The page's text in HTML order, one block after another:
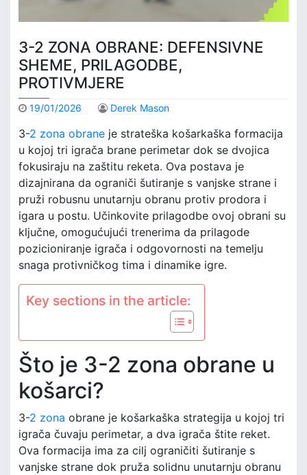
3-2 ZONA OBRANE: DEFENSIVNE
SHEME, PRILAGODBE,
PROTIVMJERE
19/01/2026 Derek Mason
3-2 zona obrane je strateška košarkaška formacija
u kojoj tri igrača brane perimetar dok se dvojica
fokusiraju na zaštitu reketa. Ova postava je
dizajnirana da ograniči šutiranje s vanjske strane i
pruži robusnu unutarnju obranu protiv prodora i
igara u postu. Učinkovite prilagodbe ovoj obrani su
ključne, omogućujući trenerima da prilagode
pozicioniranje igrača i odgovornosti na temelju
snaga protivničkog tima i dinamike igre.
Key sections in the article:
Što je 3-2 zona obrane u
košarci?
3-2 zona obrane je košarkaška strategija u kojoj tri
igrača čuvaju perimetar, a dva igrača štite reket.
Ova formacija ima za cilj ograničiti šutiranje s
vanjske strane dok pruža solidnu unutarnju obranu